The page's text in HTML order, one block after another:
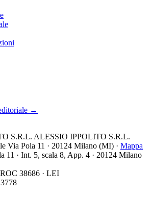
→
ALESSIO IPPOLITO S.R.L.
Via Pola 11 · 20124 Milano (MI) · Mappa
11 · Int. 5, scala 8, App. 4 · 20124 Milano
38686 · LEI